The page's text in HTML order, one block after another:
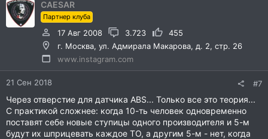
CAESAR
Партнер клуба
17 Авг 2008 3.723
455
г. Москва, ул. Адмирала Макарова, д. 2, стр. 26
www.instagram.com
21 Сен 2018 #7
Через отверстие для датчика ABS... Только все это теория...
С практикой сложнее: когда 10-ть человек одновременно
поставят себе новые ступицы одного производителя и 5-м
будут их шприцевать каждое ТО, а другим 5-м - нет, когда